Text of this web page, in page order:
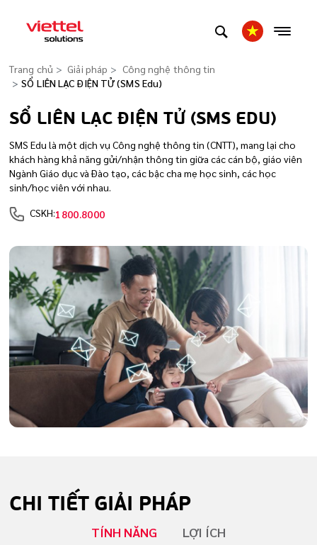
Trang chủ Giải pháp
Công nghệ thông tin
SỔ LIÊN LẠC ĐIỆN TỬ (SMS Edu)
SỔ LIÊN LẠC ĐIỆN TỬ (SMS EDU)
SMS Edu là một dịch vụ Công nghệ thông tin (CNTT), mang lại cho
khách hàng khả năng gửi/nhận thông tin giữa các cán bộ, giáo viên
Ngành Giáo dục và Đào tạo, các bậc cha mẹ học sinh, các học
sinh/học viên với nhau.
CSKH:1800.8000
CHI TIẾT GIẢI PHÁP
TÍNH NĂNG LỢI ÍCH